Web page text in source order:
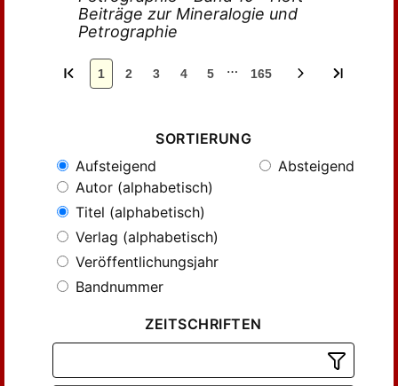
Beiträge zur Mineralogie und
Petrographie
1 2 3 4 5 … 165
SORTIERUNG
Aufsteigend
Absteigend
Autor (alphabetisch)
Titel (alphabetisch)
Verlag (alphabetisch)
Veröffentlichungsjahr
Bandnummer
ZEITSCHRIFTEN